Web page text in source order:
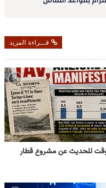
I
e
p
قـــراءة المزيد
للحديث عن مشروع قطار